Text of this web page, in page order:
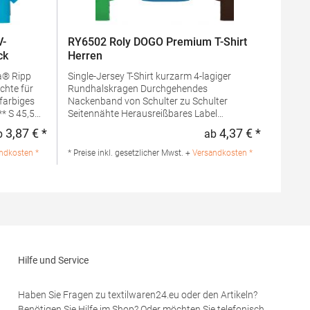
Ripp
für
50%
066-0
Regulärer Preis:
3,87 € *
*
RY6502 Roly DOGO Premium T-Shirt
Herren
Single-Jersey T-Shirt kurzarm 4-lagiger
Rundhalskragen Durchgehendes
Nackenband von Schulter zu Schulter
Seitennähte Herausreißbares Label
g/m²Materialzusammensetzung: 100%
Regulärer
ab 4,37 € *
* Preise inkl. gesetzlicher Mwst. + Versandkosten *
Hilfe und Service
Haben Sie Fragen zu textilwaren24.eu oder den Artikeln?